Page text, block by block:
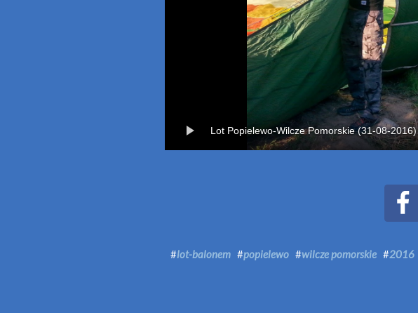
Lot Popielewo-Wilcze Pomorskie (31-08-2016)
#lot-balonem #popielewo #wilcze pomorskie #2016